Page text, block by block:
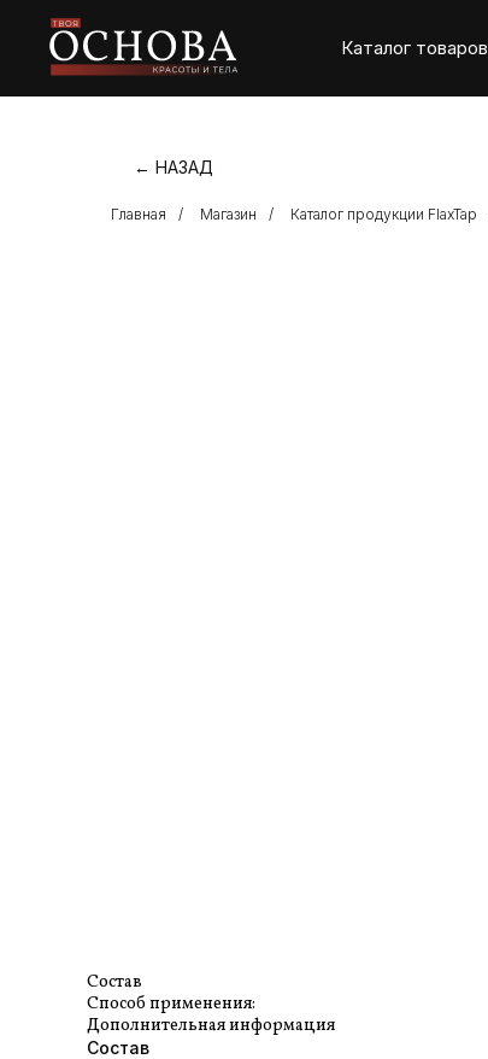
Каталог товаров
← НАЗАД
Главная / Магазин / Каталог продукции FlaxTap
Состав
Способ применения:
Дополнительная информация
Состав